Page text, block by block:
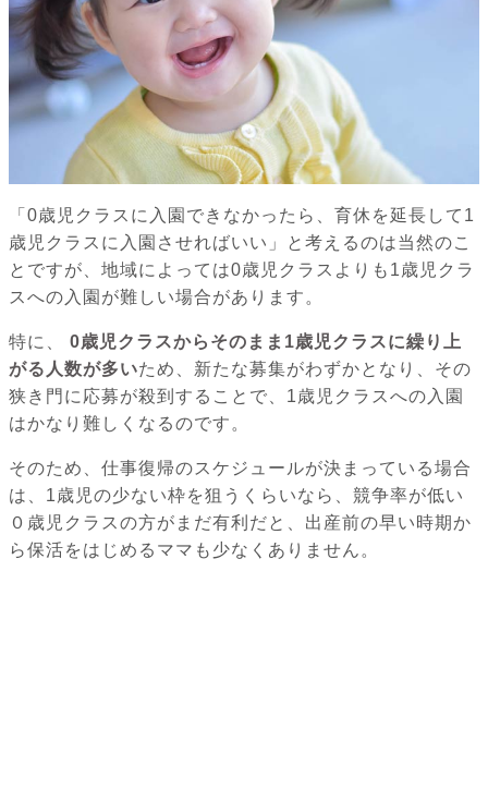
「0歳児クラスに入園できなかったら、育休を延長して1
歳児クラスに入園させればいい」と考えるのは当然のこ
とですが、地域によっては0歳児クラスよりも1歳児クラ
スへの入園が難しい場合があります。
特に、
0歳児クラスからそのまま1歳児クラスに繰り上
がる人数が多いため、新たな募集がわずかとなり、その
狭き門に応募が殺到することで、1歳児クラスへの入園
はかなり難しくなるのです。
そのため、仕事復帰のスケジュールが決まっている場合
は、1歳児の少ない枠を狙うくらいなら、競争率が低い
０歳児クラスの方がまだ有利だと、出産前の早い時期か
ら保活をはじめるママも少なくありません。